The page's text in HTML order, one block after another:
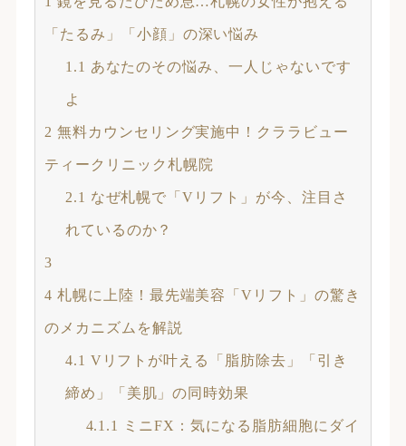
「たるみ」「小顔」の深い悩み
1.1 あなたのその悩み、一人じゃないです
よ
2 無料カウンセリング実施中！クララビュー
ティークリニック札幌院
2.1 なぜ札幌で「Vリフト」が今、注目さ
れているのか？
3
4 札幌に上陸！最先端美容「Vリフト」の驚き
のメカニズムを解説
4.1 Vリフトが叶える「脂肪除去」「引き
締め」「美肌」の同時効果
4.1.1 ミニFX：気になる脂肪細胞にダイ